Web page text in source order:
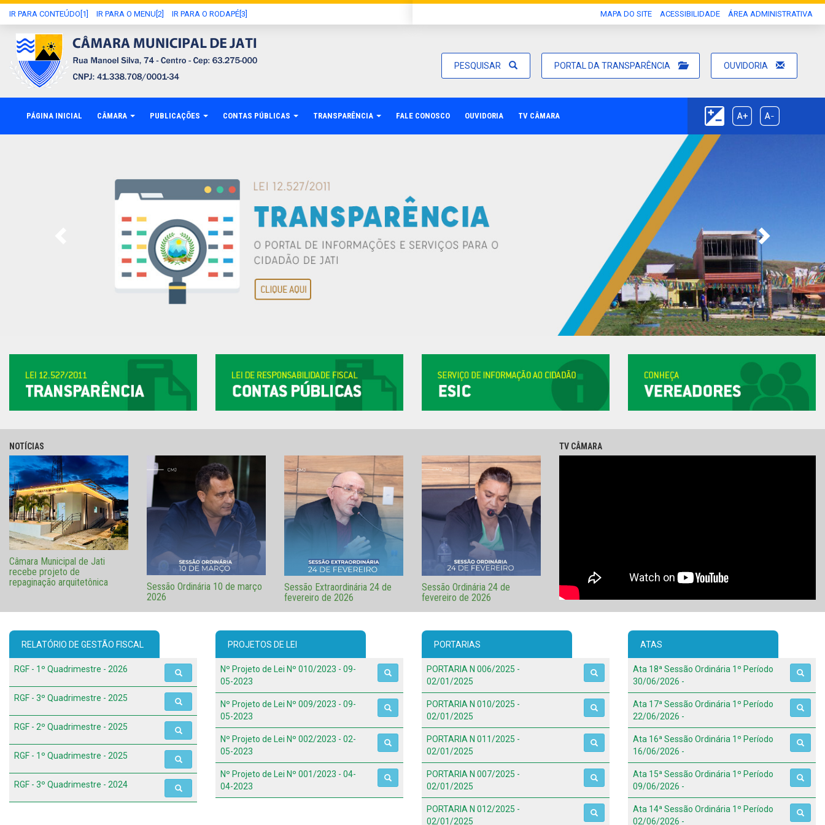
IR PARA CONTEÚDO[1] IR PARA O MENU[2] IR PARA O RODAPÉ[3] MAPA DO SITE ACESSIBILIDADE ÁREA ADMINISTRATIVA
PESQUISAR PORTAL DA TRANSPARÊNCIA OUVIDORIA
PÁGINA INICIAL CÂMARA PUBLICAÇÕES CONTAS PÚBLICAS TRANSPARÊNCIA FALE CONOSCO OUVIDORIA TV CÂMARA
NOTÍCIAS TV CÂMARA
Câmara Municipal de Jati
recebe projeto de
repaginação arquitetônica
Sessão Ordinária 10 de março
2026
Sessão Extraordinária 24 de
fevereiro de 2026
Sessão Ordinária 24 de
fevereiro de 2026
RELATÓRIO DE GESTÃO FISCAL
RGF - 1º Quadrimestre - 2026
RGF - 3º Quadrimestre - 2025
RGF - 2º Quadrimestre - 2025
RGF - 1º Quadrimestre - 2025
RGF - 3º Quadrimestre - 2024
PROJETOS DE LEI
Nº Projeto de Lei Nº 010/2023 - 09-
05-2023
Nº Projeto de Lei Nº 009/2023 - 09-
05-2023
Nº Projeto de Lei Nº 002/2023 - 02-
05-2023
Nº Projeto de Lei Nº 001/2023 - 04-
04-2023
PORTARIAS
PORTARIA N 006/2025 -
02/01/2025
PORTARIA N 010/2025 -
02/01/2025
PORTARIA N 011/2025 -
02/01/2025
PORTARIA N 007/2025 -
02/01/2025
PORTARIA N 012/2025 -
02/01/2025
ATAS
Ata 18ª Sessão Ordinária 1º Período
30/06/2026 -
Ata 17ª Sessão Ordinária 1º Período
22/06/2026 -
Ata 16ª Sessão Ordinária 1º Período
16/06/2026 -
Ata 15ª Sessão Ordinária 1º Período
09/06/2026 -
Ata 14ª Sessão Ordinária 1º Período
02/06/2026 -